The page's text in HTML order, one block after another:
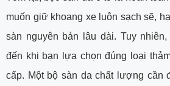
muốn giữ khoang xe luôn sạch sẽ,
sàn nguyên bản lâu dài. Tuy
đến khi bạn lựa chọn đúng loại
cấp. Một bộ sàn da chất lượng cần